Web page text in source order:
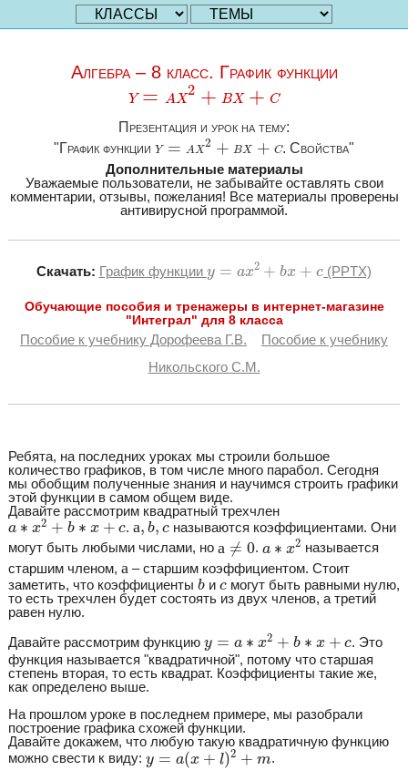
Алгебра – 8 класс. График функции
y = ax2 + bx + c
y ax2+bx + c
Презентация и урок на тему:
"График функцииy = ax2 + bx + c
y=ax2 +bx+c
. Свойства"
Дополнительные материалы
Уважаемые пользователи, не забывайте оставлять свои
комментарии, отзывы, пожелания! Все материалы проверены
антивирусной программой.
Скачать: График функции y = ax2 + bx + c
+ + (PPTX)
Обучающие пособия и тренажеры в интернет-магазине
"Интеграл" для 8 класса
Пособие к учебнику Дорофеева Г.В.
Пособие к учебнику
Никольского С.М.
Ребята, на последних уроках мы строили большое
количество графиков, в том числе много парабол. Сегодня
мы обобщим полученные знания и научимся строить графики
этой функции в самом общем виде.
Давайте рассмотрим квадратный трехчлен
a ∗ x2 + b ∗ x + c
a∗x2+b∗x+c .а, b, c
а ,b,c называются коэффициентами. Они
могут быть любыми числами, но а ≠ 0
0 . a ∗ x2
∗ x 2 называется
старшим членом, а – старшим коэффициентом. Стоит
заметить, что коэффициенты b
bи c
cмогут быть равными нулю,
то есть трехчлен будет состоять из двух членов, а третий
равен нулю.
Давайте рассмотрим функцию y = a ∗ x2 + b ∗ x + c
+b ∗x
. Это
функция называется "квадратичной", потому что старшая
степень вторая, то есть квадрат. Коэффициенты такие же,
как определено выше.
На прошлом уроке в последнем примере, мы разобрали
построение графика схожей функции.
Давайте докажем, что любую такую квадратичную функцию
можно свести к виду: y = a(x + l)2 + m
y=a(x+ l)2+m .